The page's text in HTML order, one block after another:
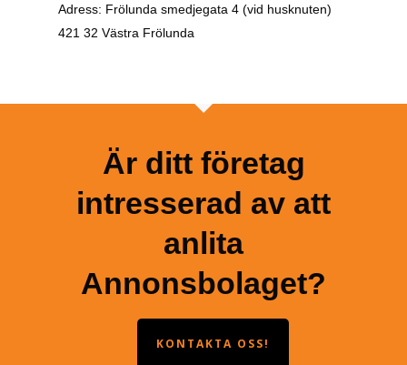
Adress: Frölunda smedjegata 4 (vid husknuten)
421 32 Västra Frölunda
Är ditt företag
intresserad av att
anlita
Annonsbolaget?
KONTAKTA OSS!